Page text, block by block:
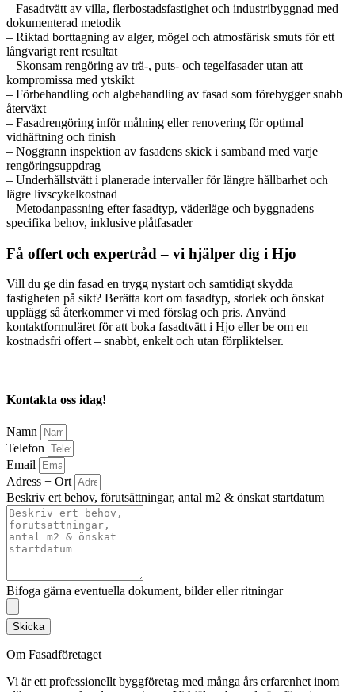
– Fasadtvätt av villa, flerbostadsfastighet och industribyggnad med
dokumenterad metodik
– Riktad borttagning av alger, mögel och atmosfärisk smuts för ett
långvarigt rent resultat
– Skonsam rengöring av trä-, puts- och tegelfasader utan att
kompromissa med ytskikt
– Förbehandling och algbehandling av fasad som förebygger snabb
återväxt
– Fasadrengöring inför målning eller renovering för optimal
vidhäftning och finish
– Noggrann inspektion av fasadens skick i samband med varje
rengöringsuppdrag
– Underhållstvätt i planerade intervaller för längre hållbarhet och
lägre livscykelkostnad
– Metodanpassning efter fasadtyp, väderläge och byggnadens
specifika behov, inklusive plåtfasader
Få offert och expertråd – vi hjälper dig i Hjo
Vill du ge din fasad en trygg nystart och samtidigt skydda
fastigheten på sikt? Berätta kort om fasadtyp, storlek och önskat
upplägg så återkommer vi med förslag och pris. Använd
kontaktformuläret för att boka fasadtvätt i Hjo eller be om en
kostnadsfri offert – snabbt, enkelt och utan förpliktelser.
Kontakta oss idag!
Namn
Telefon
Email
Adress + Ort
Beskriv ert behov, förutsättningar, antal m2 & önskat startdatum
Bifoga gärna eventuella dokument, bilder eller ritningar
Skicka
Om Fasadföretaget
Vi är ett professionellt byggföretag med många års erfarenhet inom